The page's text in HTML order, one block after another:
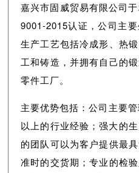
嘉兴市固威贸易有限公司
9001-2015认证，公司主要
生产工艺包括冷成形、热
工和铸造，并拥有自己的
零件工厂。
主要优势包括：公司主要
以上的行业经验；强大的
的团队可以为客户提供最
准时的交货期；专业的检